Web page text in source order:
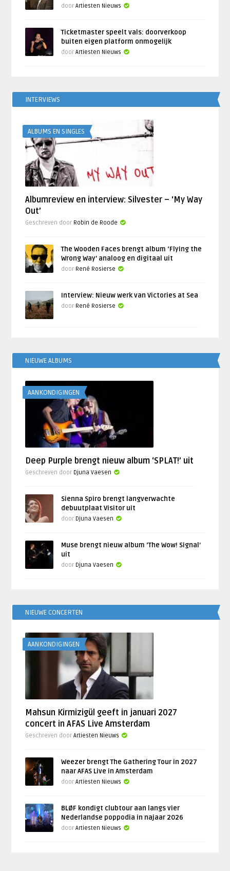
doorArtiesten Nieuws
Ticketmaster speelt vals: doorverkoop
buiten eigen platform onmogelijk
doorArtiesten Nieuws
INTERVIEWS
ALBUMS EN SINGLES
Albumreview en interview: Silvester – ‘My Way
Out’
Geschreven door Robin de Roode
The Wooden Faces brengt album ‘Flying the
Wrong Way’ analoog en digitaal uit
door René Rosierse
Interview: Nieuw werk van Victories at Sea
door René Rosierse
NIEUWE ALBUMS
AANKONDIGINGEN
Deep Purple brengt nieuw album ‘SPLAT!’ uit
Geschreven door Djuna Vaesen
Sienna Spiro brengt langverwachte
debuutplaat Visitor uit
door Djuna Vaesen
Muse brengt nieuw album ‘The Wow! Signal’
uit
door Djuna Vaesen
NIEUWE CONCERTEN
AANKONDIGINGEN
Mahsun Kirmizigül geeft in januari 2027
concert in AFAS Live Amsterdam
Geschreven doorArtiesten Nieuws
Weezer brengt The Gathering Tour in 2027
naar AFAS Live in Amsterdam
doorArtiesten Nieuws
BLØF kondigt clubtour aan langs vier
Nederlandse poppodia in najaar 2026
doorArtiesten Nieuws